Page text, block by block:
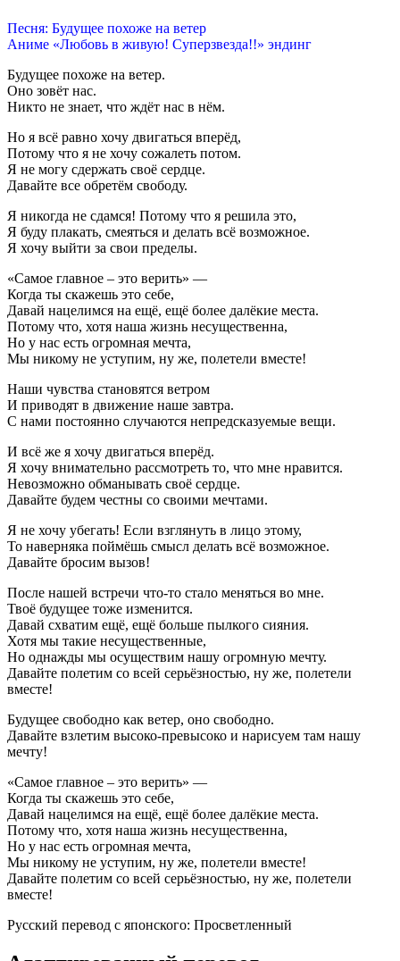
Песня: Будущее похоже на ветер
Аниме «Любовь в живую! Суперзвезда!!» эндинг
Будущее похоже на ветер.
Оно зовёт нас.
Никто не знает, что ждёт нас в нём.
Но я всё равно хочу двигаться вперёд,
Потому что я не хочу сожалеть потом.
Я не могу сдержать своё сердце.
Давайте все обретём свободу.
Я никогда не сдамся! Потому что я решила это,
Я буду плакать, смеяться и делать всё возможное.
Я хочу выйти за свои пределы.
«Самое главное – это верить» —
Когда ты скажешь это себе,
Давай нацелимся на ещё, ещё более далёкие места.
Потому что, хотя наша жизнь несущественна,
Но у нас есть огромная мечта,
Мы никому не уступим, ну же, полетели вместе!
Наши чувства становятся ветром
И приводят в движение наше завтра.
С нами постоянно случаются непредсказуемые вещи.
И всё же я хочу двигаться вперёд.
Я хочу внимательно рассмотреть то, что мне нравится.
Невозможно обманывать своё сердце.
Давайте будем честны со своими мечтами.
Я не хочу убегать! Если взглянуть в лицо этому,
То наверняка поймёшь смысл делать всё возможное.
Давайте бросим вызов!
После нашей встречи что-то стало меняться во мне.
Твоё будущее тоже изменится.
Давай схватим ещё, ещё больше пылкого сияния.
Хотя мы такие несущественные,
Но однажды мы осуществим нашу огромную мечту.
Давайте полетим со всей серьёзностью, ну же, полетели
вместе!
Будущее свободно как ветер, оно свободно.
Давайте взлетим высоко-превысоко и нарисуем там нашу
мечту!
«Самое главное – это верить» —
Когда ты скажешь это себе,
Давай нацелимся на ещё, ещё более далёкие места.
Потому что, хотя наша жизнь несущественна,
Но у нас есть огромная мечта,
Мы никому не уступим, ну же, полетели вместе!
Давайте полетим со всей серьёзностью, ну же, полетели
вместе!
Русский перевод с японского: Просветленный